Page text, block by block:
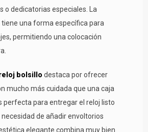
o dedicatorias especiales. La
una forma específica para
permitiendo una colocación
bolsillo destaca por ofrecer
mucho más cuidada que una caja
perfecta para entregar el reloj listo
de añadir envoltorios
elegante combina muy bien